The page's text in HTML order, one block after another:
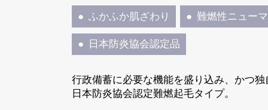
ふかふか肌ざわり 難燃性ニュー
日本防炎協会認定品
行政備蓄に必要な機能を盛り込み、かつ
日本防炎協会認定難燃起毛タイプ。